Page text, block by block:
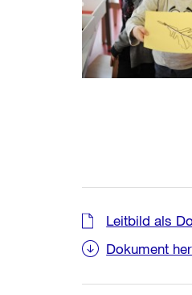
Leitbild als
Dokument